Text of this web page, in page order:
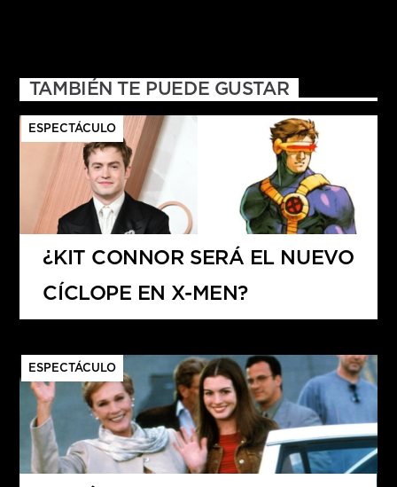
TAMBIÉN TE PUEDE GUSTAR
ESPECTÁCULO
¿KIT CONNOR SERÁ EL NUEVO
CÍCLOPE EN X-MEN?
ESPECTÁCULO